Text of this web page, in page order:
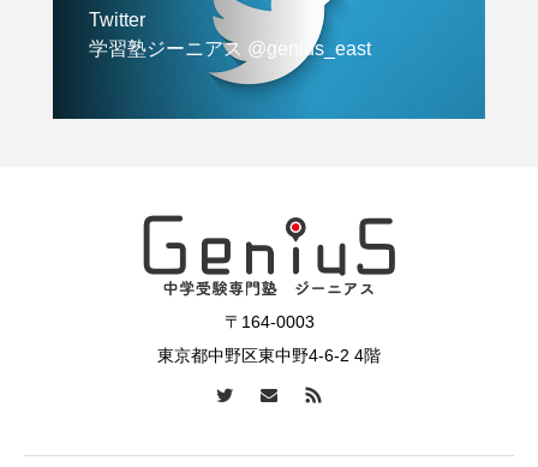
Twitter
学習塾ジーニアス @genius_east
〒164-0003
東京都中野区東中野4-6-2 4階